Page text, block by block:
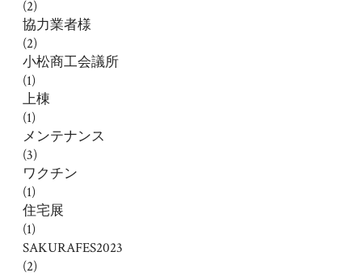
(2)
協力業者様
(2)
小松商工会議所
(1)
上棟
(1)
メンテナンス
(3)
ワクチン
(1)
住宅展
(1)
SAKURAFES2023
(2)